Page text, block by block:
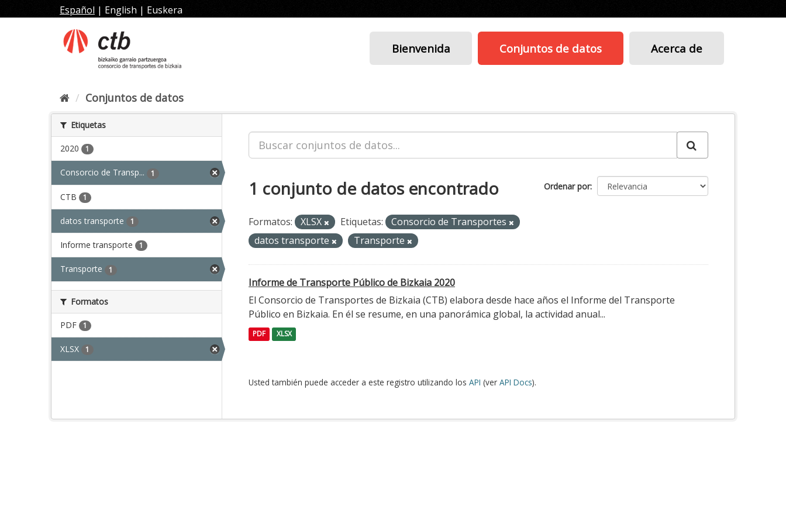
al
Español | English | Euskera
Bienvenida Conjuntos de datos Acerca de
Conjuntos de datos
Etiquetas
2020 1
Consorcio de Transp... 1
CTB 1
datos transporte 1
Informe transporte 1
Transporte 1
Formatos
PDF 1
XLSX 1
Ordenar por
1 conjunto de datos encontrado
Formatos: XLSX Etiquetas:
Consorcio de Transportes
datos transporte
Transporte
Informe de Transporte Público de Bizkaia 2020
El Consorcio de Transportes de Bizkaia (CTB) elabora desde hace años el Informe del Transporte
Público en Bizkaia. En él se resume, en una panorámica global, la actividad anual...
PDF XLSX
Usted también puede acceder a este registro utilizando los API (ver API Docs).